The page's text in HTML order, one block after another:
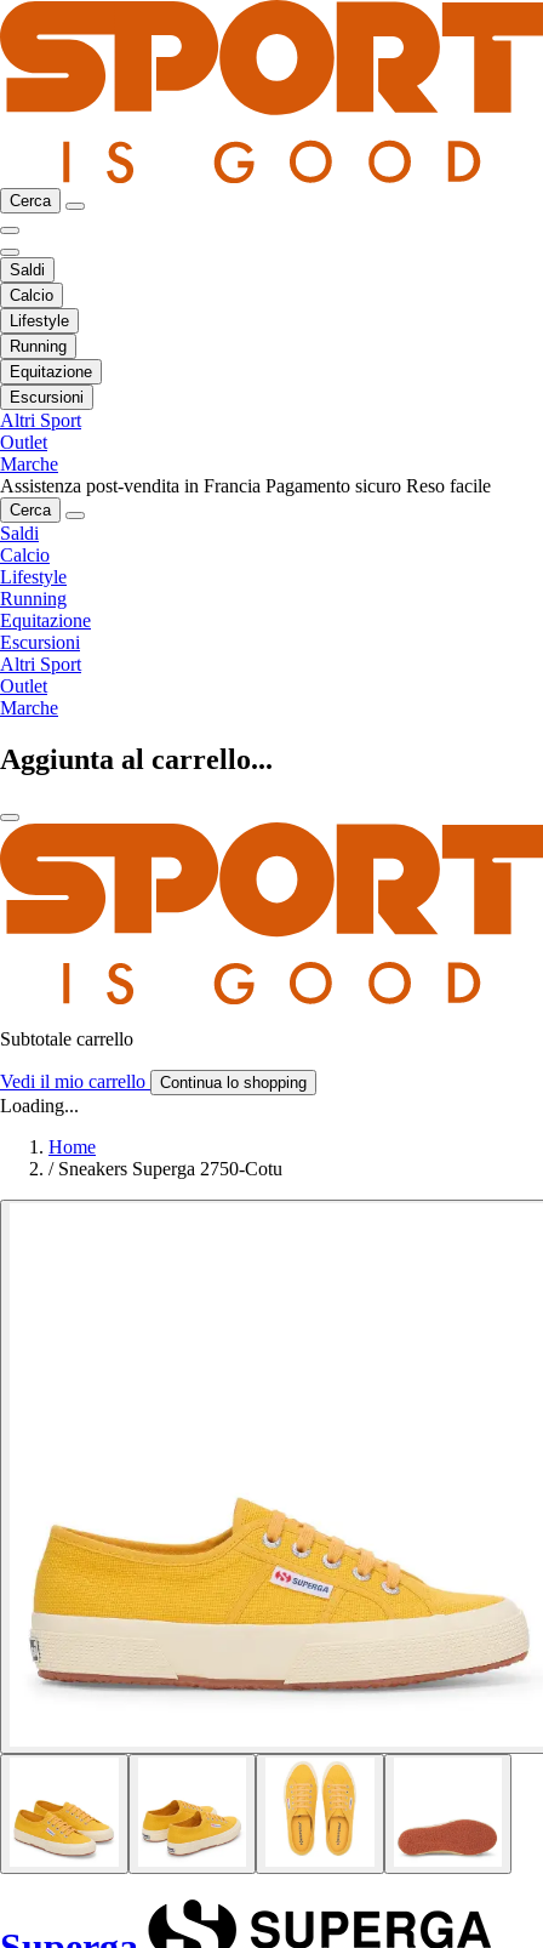
Cerca
Saldi
Calcio
Lifestyle
Running
Equitazione
Escursioni
Altri Sport
Outlet
Marche
Assistenza post-vendita in Francia Pagamento sicuro Reso facile
Cerca
Saldi
Calcio
Lifestyle
Running
Equitazione
Escursioni
Altri Sport
Outlet
Marche
Aggiunta al carrello...
Subtotale carrello
Vedi il mio carrello Continua lo shopping
Loading...
Home
/ Sneakers Superga 2750-Cotu